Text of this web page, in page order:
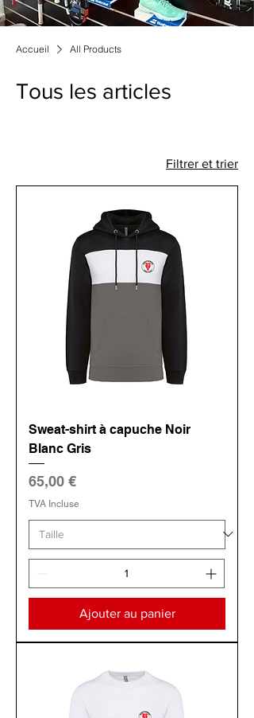
Accueil All Products
Tous les articles
Filtrer et trier
Sweat-shirt à capuche Noir
Blanc Gris
Prix
65,00 €
TVA Incluse
Ajouter au panier